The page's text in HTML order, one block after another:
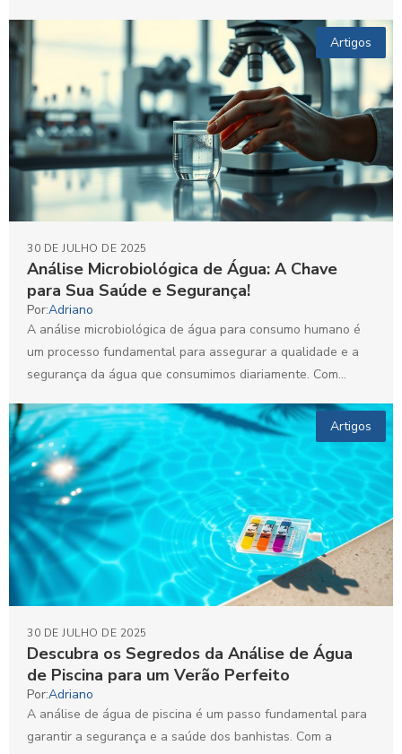
Artigos
Análise Microbiológica de Água: A Chave
para Sua Saúde e Segurança!
30 DE JULHO DE 2025
Por:Adriano
A análise microbiológica de água para consumo humano é
um processo fundamental para assegurar a qualidade e a
segurança da água que consumimos diariamente. Com...
Artigos
Descubra os Segredos da Análise de Água
de Piscina para um Verão Perfeito
30 DE JULHO DE 2025
Por:Adriano
A análise de água de piscina é um passo fundamental para
garantir a segurança e a saúde dos banhistas. Com a